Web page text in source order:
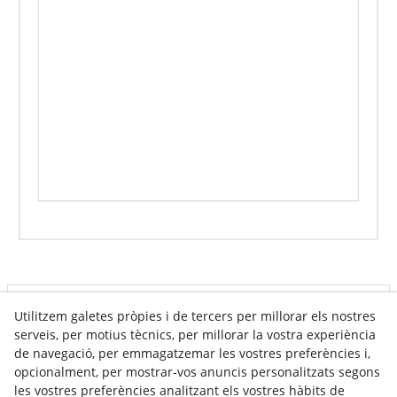
Info venda online
Contacte
Utilitzem galetes pròpies i de tercers per millorar els nostres
serveis, per motius tècnics, per millorar la vostra experiència
de navegació, per emmagatzemar les vostres preferències i,
opcionalment, per mostrar-vos anuncis personalitzats segons
les vostres preferències analitzant els vostres hàbits de